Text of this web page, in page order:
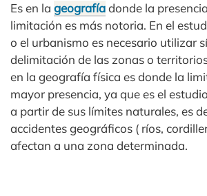
Es en la geografíadonde la
limitación es más notoria. En el
o el urbanismo es necesario utilizar
delimitación de las zonas o
en la geografía física es donde la
mayor presencia, ya que es el
a partir de sus límites naturales, es
accidentes geográficos ( ríos,
afectan a una zona determinada.